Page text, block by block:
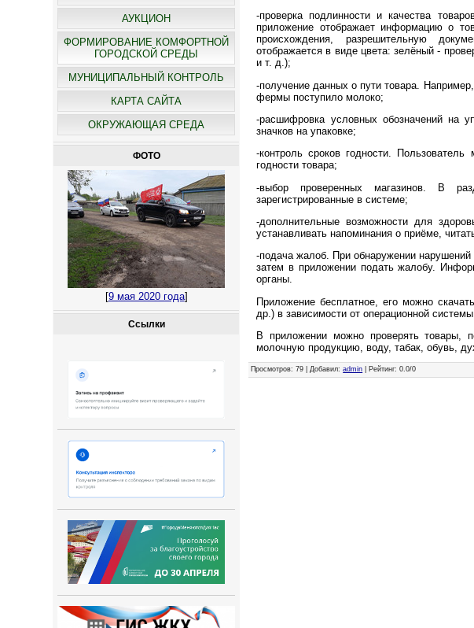
АУКЦИОН
ФОРМИРОВАНИЕ КОМФОРТНОЙ
ГОРОДСКОЙ СРЕДЫ
МУНИЦИПАЛЬНЫЙ КОНТРОЛЬ
КАРТА САЙТА
ОКРУЖАЮЩАЯ СРЕДА
ФОТО
[9 мая 2020 года]
Ссылки
-проверка подлинности и качества
приложение отображает информацию о
происхождения, разрешительную
отображается в виде цвета: зелёный -
и т. д.);
-получение данных о пути товара.
фермы поступило молоко;
-расшифровка условных обозначений на
значков на упаковке;
-контроль сроков годности.
годности товара;
-выбор проверенных магазинов. В
зарегистрированные в системе;
-дополнительные возможности для
устанавливать напоминания о приёме,
-подача жалоб. При обнаружении
затем в приложении подать жалобу.
органы.
Приложение бесплатное, его можно
др.) в зависимости от операционной системы
В приложении можно проверять товары,
молочную продукцию, воду, табак, обувь,
Просмотров: 79 |Добавил:admin Рейтинг:0.0/0